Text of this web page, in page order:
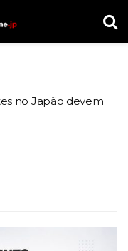
no Japão devem